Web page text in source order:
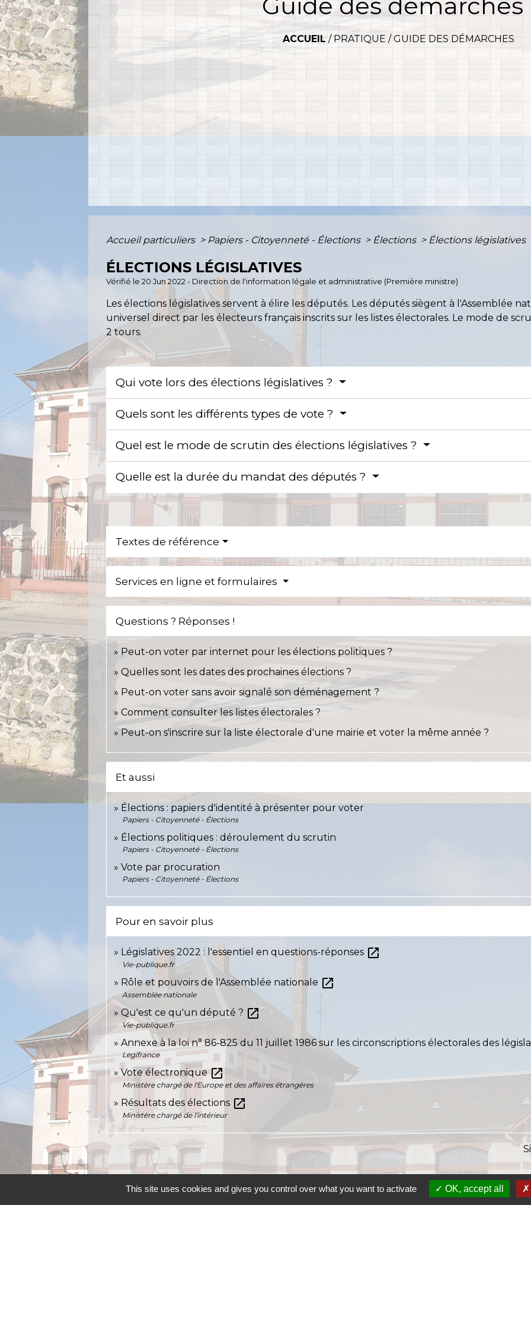
ACCUEIL/ PRATIQUE /GUIDE DES DÉMARCHES
Accueil particuliers > Papiers - Citoyenneté - Élections > Élections > Élections législatives
ÉLECTIONS LÉGISLATIVES
Vérifié le 20 Jun 2022 - Direction de l'information légale et administrative (Première ministre)
Les élections législatives servent à élire les députés. Les députés siègent à l'Assemblée
universel direct par les électeurs français inscrits sur les listes électorales. Le mode de
2 tours.
Qui vote lors des élections législatives ?
Quels sont les différents types de vote ?
Quel est le mode de scrutin des élections législatives ?
Quelle est la durée du mandat des députés ?
Textes de référence
Services en ligne et formulaires
Questions ? Réponses !
Peut-on voter par internet pour les élections politiques ?
Quelles sont les dates des prochaines élections ?
Peut-on voter sans avoir signalé son déménagement ?
Comment consulter les listes électorales ?
Peut-on s'inscrire sur la liste électorale d'une mairie et voter la même année ?
Et aussi
Élections : papiers d'identité à présenter pour voter
Papiers - Citoyenneté - Élections
Élections politiques : déroulement du scrutin
Papiers - Citoyenneté - Élections
Vote par procuration
Papiers - Citoyenneté - Élections
Pour en savoir plus
Législatives 2022 : l'essentiel en questions-réponses open_in_new
Vie-publique.fr
Rôle et pouvoirs de l'Assemblée nationale open_in_new
Assemblée nationale
Qu'est ce qu'un député ? open_in_new
Vie-publique.fr
Annexe à la loi n° 86-825 du 11 juillet 1986 sur les circonscriptions électorales des
Legifrance
Vote électroniqueopen_in_new
Ministère chargé de l'Europe et des affaires étrangères
Résultats des élections open_in_new
Ministère chargé de l'intérieur
This site uses cookies and gives you control over what you want to activate OK, accept all